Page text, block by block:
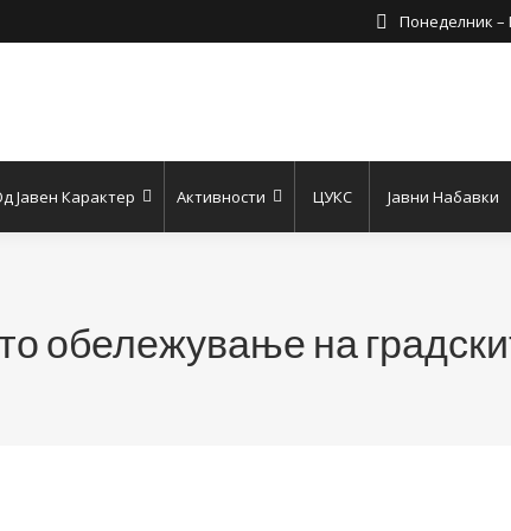
Понеделник –
Јавен Карактер Активности ЦУКС Јавни Набавки
обележување на